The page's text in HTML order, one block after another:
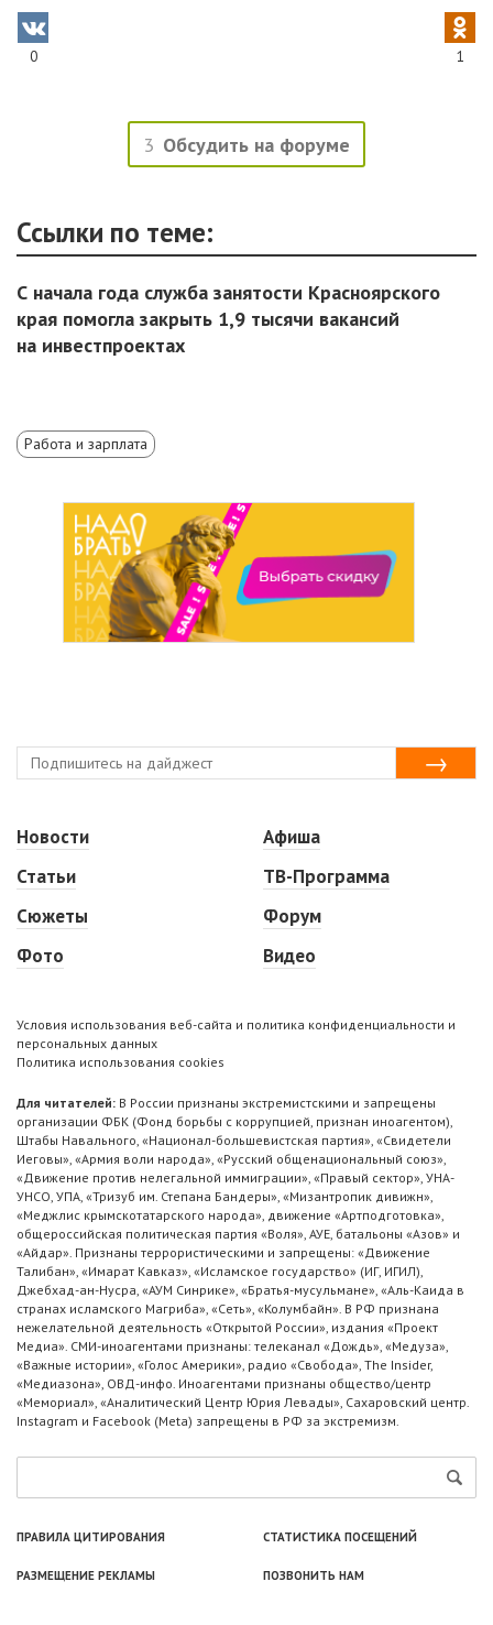
0 1
3 Обсудить на форуме
Ссылки по теме:
С начала года служба занятости Красноярского
края помогла закрыть 1,9 тысячи вакансий
на инвестпроектах
Работа и зарплата
Новости
Статьи
Сюжеты
Фото
Афиша
ТВ-Программа
Форум
Видео
Условия использования веб-сайта и политика конфиденциальности и
персональных данных
Политика использования cookies
Для читателей: В России признаны экстремистскими и запрещены
организации ФБК (Фонд борьбы с коррупцией, признан иноагентом),
Штабы Навального, «Национал-большевистская партия», «Свидетели
Иеговы», «Армия воли народа», «Русский общенациональный союз»,
«Движение против нелегальной иммиграции», «Правый сектор», УНА-
УНСО, УПА, «Тризуб им. Степана Бандеры», «Мизантропик дивижн»,
«Меджлис крымскотатарского народа», движение «Артподготовка»,
общероссийская политическая партия «Воля», АУЕ, батальоны «Азов» и
«Айдар». Признаны террористическими и запрещены: «Движение
Талибан», «Имарат Кавказ», «Исламское государство» (ИГ, ИГИЛ),
Джебхад-ан-Нусра, «АУМ Синрике», «Братья-мусульмане», «Аль-Каида в
странах исламского Магриба», «Сеть», «Колумбайн». В РФ признана
нежелательной деятельность «Открытой России», издания «Проект
Медиа». СМИ-иноагентами признаны: телеканал «Дождь», «Медуза»,
«Важные истории», «Голос Америки», радио «Свобода», The Insider,
«Медиазона», ОВД-инфо. Иноагентами признаны общество/центр
«Мемориал», «Аналитический Центр Юрия Левады», Сахаровский центр.
Instagram и Facebook (Metа) запрещены в РФ за экстремизм.
ПРАВИЛА ЦИТИРОВАНИЯ СТАТИСТИКА ПОСЕЩЕНИЙ
РАЗМЕЩЕНИЕ РЕКЛАМЫ ПОЗВОНИТЬ НАМ